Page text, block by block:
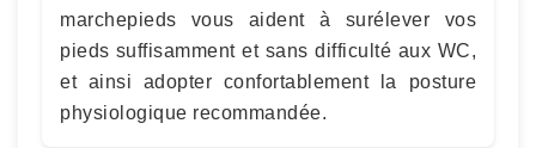
marchepieds vous aident à surélever vos
pieds suffisamment et sans difficulté aux WC,
et ainsi adopter confortablement la posture
physiologique recommandée.